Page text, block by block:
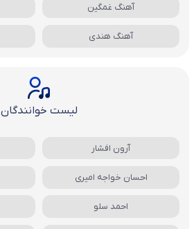
آهنگ غمگین
آهنگ هندی
لیست خوانندگان
آرون افشار
احسان خواجه امیری
احمد سلو